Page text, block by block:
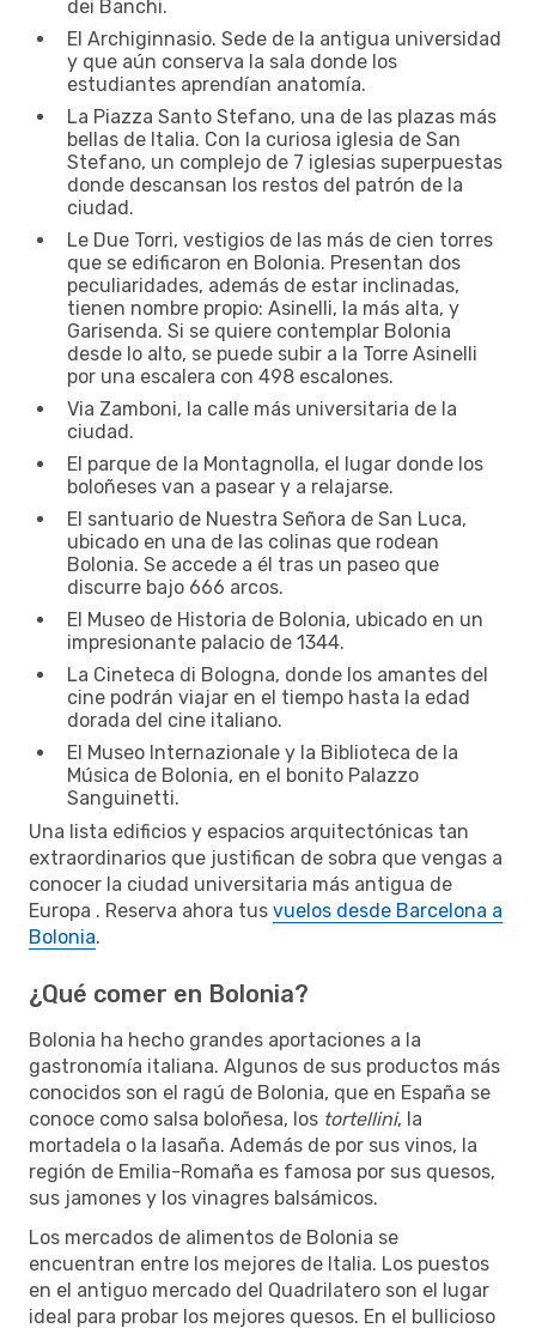
dei Banchi.
El Archiginnasio. Sede de la antigua universidad
y que aún conserva la sala donde los
estudiantes aprendían anatomía.
La Piazza Santo Stefano, una de las plazas más
bellas de Italia. Con la curiosa iglesia de San
Stefano, un complejo de 7 iglesias superpuestas
donde descansan los restos del patrón de la
ciudad.
Le Due Torri, vestigios de las más de cien torres
que se edificaron en Bolonia. Presentan dos
peculiaridades, además de estar inclinadas,
tienen nombre propio: Asinelli, la más alta, y
Garisenda. Si se quiere contemplar Bolonia
desde lo alto, se puede subir a la Torre Asinelli
por una escalera con 498 escalones.
Via Zamboni, la calle más universitaria de la
ciudad.
El parque de la Montagnolla, el lugar donde los
boloñeses van a pasear y a relajarse.
El santuario de Nuestra Señora de San Luca,
ubicado en una de las colinas que rodean
Bolonia. Se accede a él tras un paseo que
discurre bajo 666 arcos.
El Museo de Historia de Bolonia, ubicado en un
impresionante palacio de 1344.
La Cineteca di Bologna, donde los amantes del
cine podrán viajar en el tiempo hasta la edad
dorada del cine italiano.
El Museo Internazionale y la Biblioteca de la
Música de Bolonia, en el bonito Palazzo
Sanguinetti.
Una lista edificios y espacios arquitectónicas tan
extraordinarios que justifican de sobra que vengas a
conocer la ciudad universitaria más antigua de
Europa . Reserva ahora tus vuelos desde Barcelona a
Bolonia.
¿Qué comer en Bolonia?
Bolonia ha hecho grandes aportaciones a la
gastronomía italiana. Algunos de sus productos más
conocidos son el ragú de Bolonia, que en España se
conoce como salsa boloñesa, los tortellini, la
mortadela o la lasaña. Además de por sus vinos, la
región de Emilia-Romaña es famosa por sus quesos,
sus jamones y los vinagres balsámicos.
Los mercados de alimentos de Bolonia se
encuentran entre los mejores de Italia. Los puestos
en el antiguo mercado del Quadrilatero son el lugar
ideal para probar los mejores quesos. En el bullicioso